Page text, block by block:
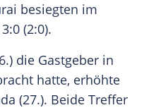
besiegten im
(2:0).
die Gastgeber in
hatte, erhöhte
(27.). Beide Treffer